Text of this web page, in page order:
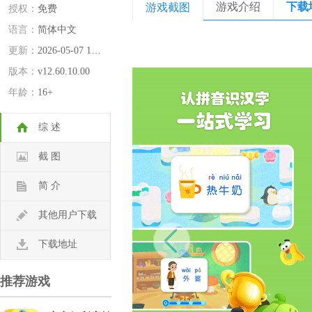
授权： 免费
语言： 简体中文
更新：
2026-05-07 14:43:32
版本： v12.60.10.00
年龄： 16+
综 述
截 图
简 介
其他用户下载
下载地址
推荐游戏
游戏截图 游戏介绍 下载